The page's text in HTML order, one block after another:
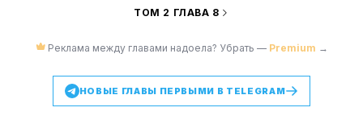
ТОМ 2 ГЛАВА 8
Реклама между главами надоела? Убрать — Premium →
НОВЫЕ ГЛАВЫ ПЕРВЫМИ В TELEGRAM